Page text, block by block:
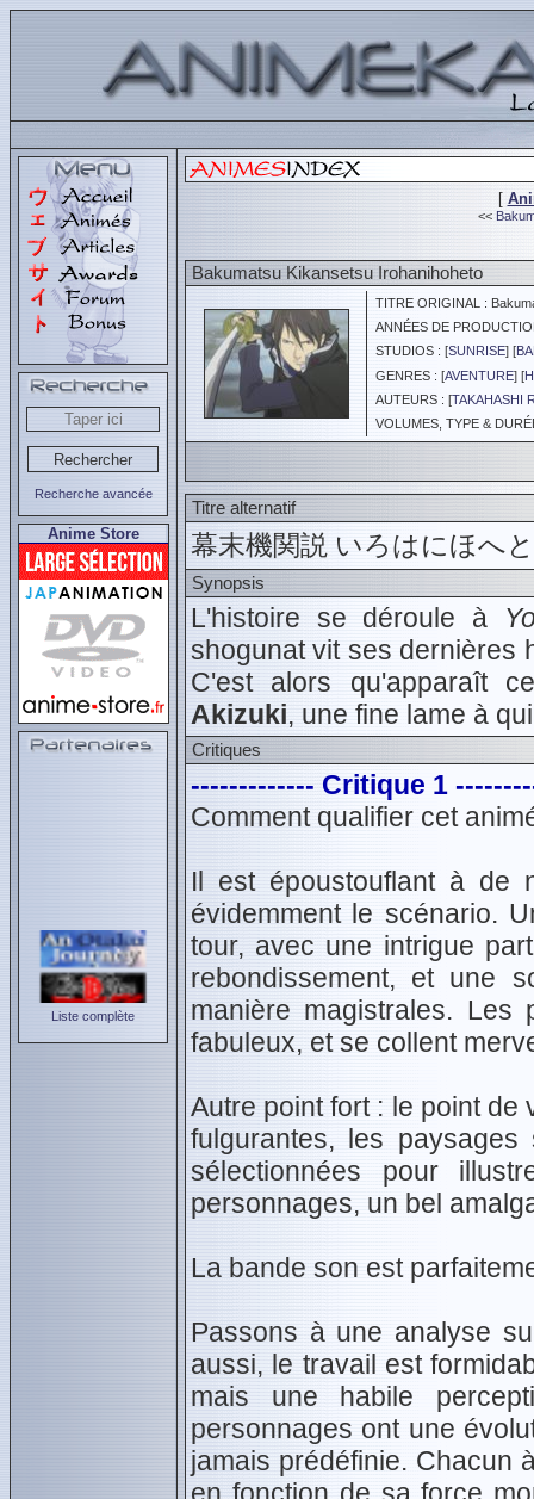
Recherche avancée
Anime Store
Liste complète
[
<<
Bakumatsu Kikansetsu Irohanihoheto
TITRE ORIGINAL :
ANNÉES DE
STUDIOS : [SUNRISE] [
GENRES : [AVENTURE] [
AUTEURS : [TAKAHASHI
VOLUMES, TYPE &
Titre alternatif
幕末機関説 いろはにほへと
Synopsis
L'histoire se déroule à
shogunat vit ses dernières
C'est alors qu'apparaît
Akizuki, une fine lame à
Critiques
------------- Critique 1
Comment qualifier cet
Il est époustouflant à de
évidemment le scénario.
tour, avec une intrigue
rebondissement, et une
manière magistrales. Les
fabuleux, et se collent
Autre point fort : le point de
fulgurantes, les
sélectionnées pour
personnages, un bel
La bande son est
Passons à une analyse
aussi, le travail est
mais une habile
personnages ont une
jamais prédéfinie. Chacun